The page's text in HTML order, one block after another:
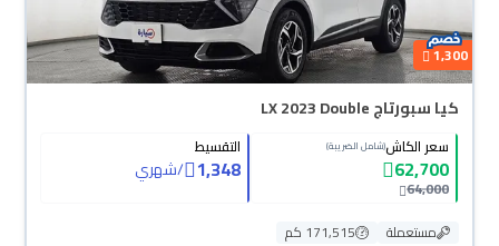
1,300
كيا سبورتاج LX 2023 Double
سعر الكاش(شامل الضريبة)
62,700
64,000
التقسيط
1,348
/شهري
مستعملة
171,515 كم